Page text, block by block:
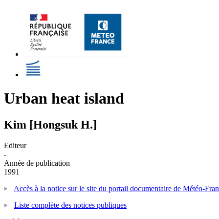
Urban heat island
Kim [Hongsuk H.]
Editeur
-
Année de publication
1991
Accès à la notice sur le site du portail documentaire de Météo-
Liste complète des notices publiques